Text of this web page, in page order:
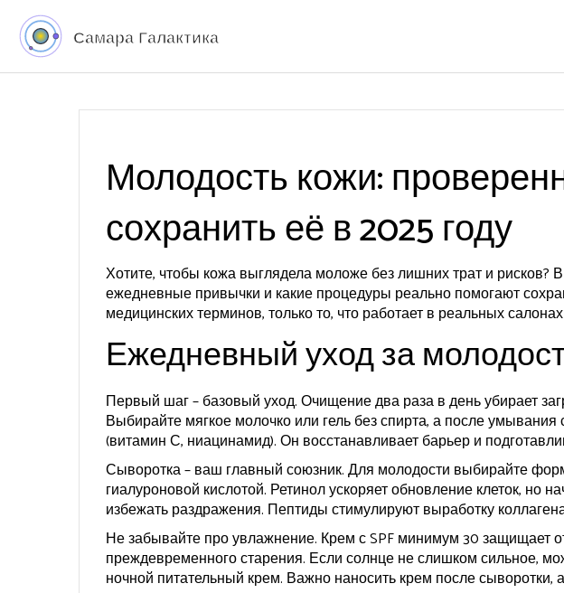
Молодость кожи:
сохранить её в 2025 году
Хотите, чтобы кожа выглядела моложе без лишних трат и рисков? В
ежедневные привычки и какие процедуры реально помогают
медицинских терминов, только то, что работает в реальных
Ежедневный уход за
Первый шаг – базовый уход. Очищение два раза в день убирает
Выбирайте мягкое молочко или гель без спирта, а после умывания
(витамин С, ниацинамид). Он восстанавливает барьер и
Сыворотка – ваш главный союзник. Для молодости выбирайте
гиалуроновой кислотой. Ретинол ускоряет обновление клеток, но
избежать раздражения. Пептиды стимулируют выработку
Не забывайте про увлажнение. Крем с SPF минимум 30 защищает
преждевременного старения. Если солнце не слишком сильное,
ночной питательный крем. Важно наносить крем после сыворотки,